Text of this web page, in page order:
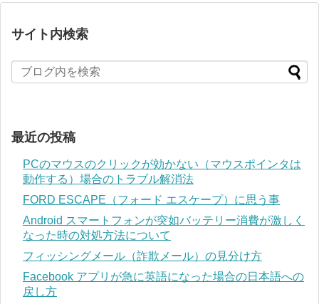
サイト内検索
最近の投稿
PCのマウスのクリックが効かない（マウスポインタは
動作する）場合のトラブル解消法
FORD ESCAPE（フォード エスケープ）に思う事
Android スマートフォンが突如バッテリー消費が激しく
なった時の対処方法について
フィッシングメール（詐欺メール）の見分け方
Facebook アプリが急に英語になった場合の日本語への
戻し方